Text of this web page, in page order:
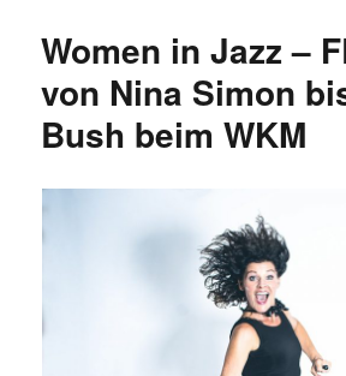
Women in Jazz –
von Nina Simon
Bush beim WKM